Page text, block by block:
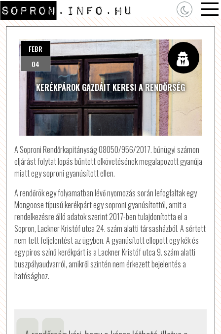
KERÉKPÁROK GAZDÁIT KERESI A RENDŐRSÉG
FEBR
04
A Soproni Rendőrkapitányság 08050/956/2017. bűnügyi számon
eljárást folytat lopás bűntett elkövetésének megalapozott gyanúja
miatt egy soproni gyanúsított ellen.
A rendőrök egy folyamatban lévő nyomozás során lefoglaltak egy
Mongoose típusú kerékpárt egy soproni gyanúsítottól, amit a
rendelkezésre álló adatok szerint 2017-ben tulajdonította el a
Sopron, Lackner Kristóf utca 24. szám alatti társasházból. A sértett
nem tett feljelentést az ügyben. A gyanúsított ellopott egy kék és
egy piros színű kerékpárt is a Lackner Kristóf utca 9. szám alatti
buszpályaudvarról, amikről szintén nem érkezett bejelentés a
hatósághoz.